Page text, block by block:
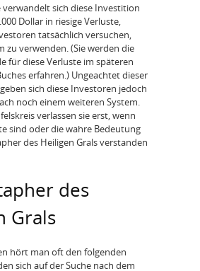
verwandelt sich diese Investition
Dollar in riesige Verluste,
tatsächlich versuchen,
zu verwenden. (Sie werden die
für diese Verluste im späteren
erfahren.) Ungeachtet dieser
sich diese Investoren jedoch
noch einem weiteren System.
verlassen sie erst, wenn
sind oder die wahre Bedeutung
des Heiligen Grals verstanden
des
Grals
hört man oft den folgenden
sich auf der Suche nach dem